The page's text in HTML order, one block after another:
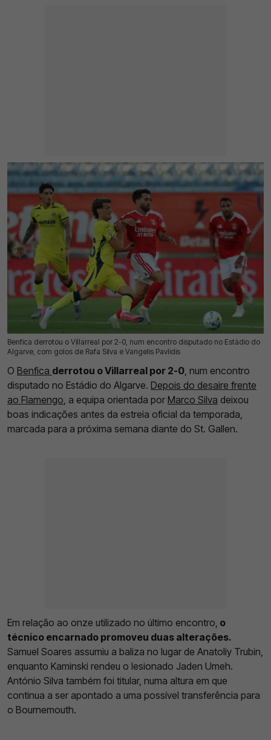
Benfica derrotou o Villarreal por 2-0, num encontro disputado no Estádio do
Algarve, com golos de Rafa Silva e Vangelis Pavlidis
17 Jul 2026 | 21:46 | 0
O Benfica derrotou o Villarreal por 2-0 , num encontro
disputado no Estádio do Algarve. Depois do desaire frente
ao Flamengo , a equipa orientada por Marco Silva deixou
boas indicações antes da estreia oficial da temporada,
marcada para a próxima semana diante do St. Gallen.
Em relação ao onze utilizado no último encontro, o
técnico encarnado promoveu duas alterações.
Samuel Soares assumiu a baliza no lugar de Anatoliy Trubin,
enquanto Kaminski rendeu o lesionado Jaden Umeh.
António Silva também foi titular, numa altura em que
continua a ser apontado a uma possível transferência para
o Bournemouth.